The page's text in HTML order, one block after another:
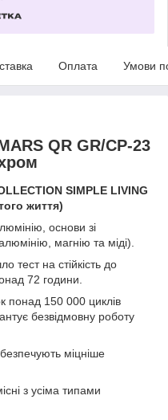
Оплата Умови
QR GR/CP-23
SIMPLE LIVING
життя)
основи зі
магнію та міді).
тест на стійкість до
72 години.
понад 150 000 циклів
безвідмовну роботу
міцніше
з усіма типами